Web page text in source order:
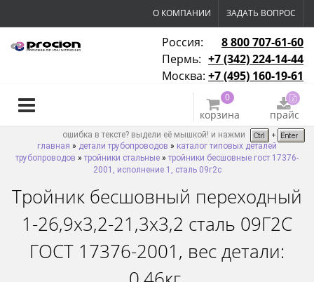
О КОМПАНИИ ЗАДАТЬ ВОПРОС
Россия:
8 800 707-61-60
Пермь: +7 (342) 224-14-44
Москва: +7 (495) 160-19-61
0
корзина прайс
ошибка в тексте? выдели её мышкой! и нажми
главная » детали трубопроводов » каталог типовых деталей
трубопроводов » тройники стальные » тройники бесшовные гост 17376-
2001, исполнение 1, сталь 09г2с
Тройник бесшовный переходный
1-26,9х3,2-21,3х3,2 сталь 09Г2С
ГОСТ 17376-2001, вес детали: